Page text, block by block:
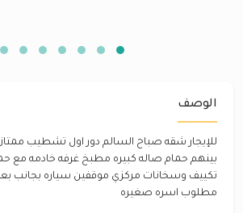
الوصف
للإيجار شقه صباح السالم دور اول تشطيب
بينهم حمام صاله كبيره مطبخ غرفه خادمه مع
مطلوب اسره صغيره